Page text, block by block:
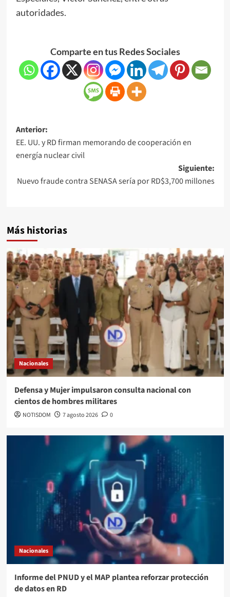
autoridades.
Comparte en tus Redes Sociales
Anterior:
EE. UU. y RD firman memorando de cooperación en
energía nuclear civil
Siguiente:
Nuevo fraude contra SENASA sería por RD$3,700 millones
Más historias
Nacionales
Defensa y Mujer impulsaron consulta nacional con
cientos de hombres militares
NOTISDOM 7 agosto 2026 0
Nacionales
Informe del PNUD y el MAP plantea reforzar protección
de datos en RD